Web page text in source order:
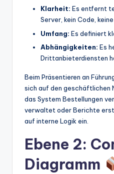
Klarheit: Es entfernt
Server, kein Code,
Umfang: Es definiert
Abhängigkeiten: Es
Drittanbieterdiensten
Beim Präsentieren an
sich auf den geschäftlichen
das System Bestellungen
verwaltet oder Berichte
auf interne Logik ein.
Ebene 2:
Diagramm